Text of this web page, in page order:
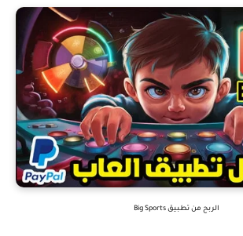
الربح من تطبيق Big Sports